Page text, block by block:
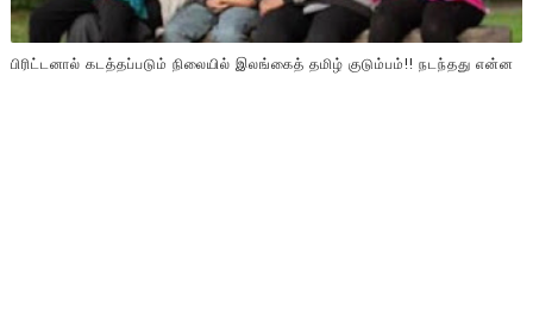
பிரிட்டனால் கடத்தப்படும் நிலையில் இலங்கைத் தமிழ் குடும்பம்!! நடந்தது என்ன